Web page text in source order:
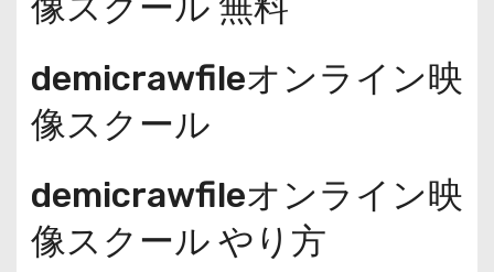
demicrawfileオンライン映
像スクール
demicrawfileオンライン映
像スクール やり方